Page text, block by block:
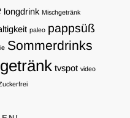
longdrink Mischgetränk
paleo pappsüß
Sommerdrinks
tvspot video